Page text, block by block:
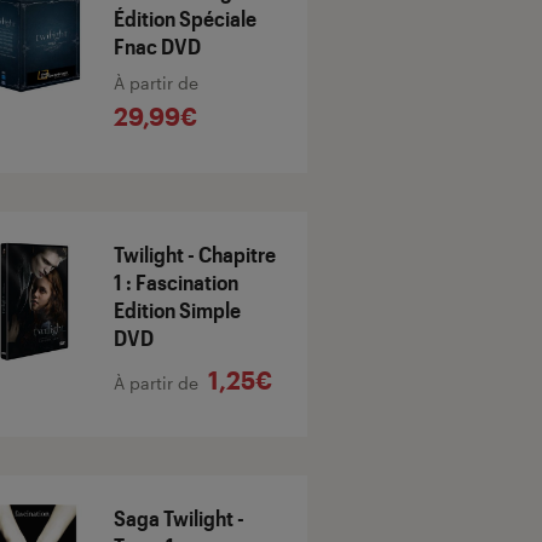
Édition Spéciale
Fnac DVD
À partir de
29,99€
Twilight - Chapitre
1 : Fascination
Edition Simple
DVD
À partir de 1,25€
Saga Twilight -